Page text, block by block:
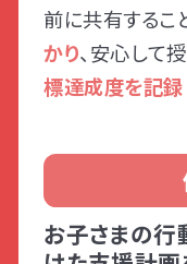
前に共有するこ
かり、安心して
標達成度を記録
お子さまの